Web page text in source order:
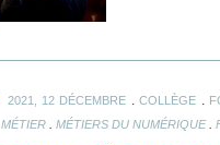
2021, 12 DÉCEMBRE .COLLÈGE
MÉTIER MÉTIERS DU NUMÉRIQUE.